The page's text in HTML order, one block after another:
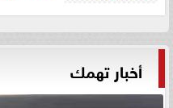
أخبار تهمك